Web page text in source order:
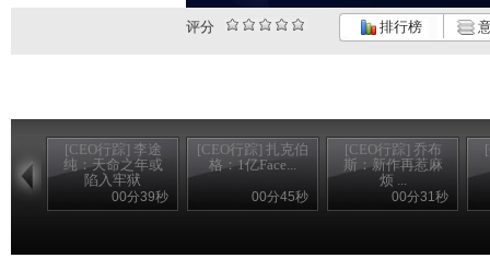
评分 排行榜
[CEO行踪] 李途
纯：天命之年或
陷入牢狱
00分39秒
[CEO行踪] 扎克伯
格：1亿Face...
00分45秒
[CEO行踪] 乔布
斯：新作再惹麻
烦 ...
00分31秒